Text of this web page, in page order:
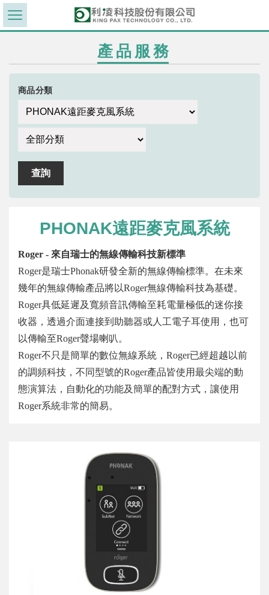
產品服務
商品分類
PHONAK遠距麥克風系統
Roger - 來自瑞士的無線傳輸科技新標準
Roger是瑞士Phonak研發全新的無線傳輸標準。在未來
幾年的無線傳輸產品將以Roger無線傳輸科技為基礎。
Roger具低延遲及寬頻音訊傳輸至耗電量極低的迷你接
收器，透過介面連接到助聽器或人工電子耳使用，也可
以傳輸至Roger聲場喇叭。
Roger不只是簡單的數位無線系統， Roger已經超越以前
的調頻科技，不同型號的Roger產品皆使用最尖端的動
態演算法，自動化的功能及簡單的配對方式，讓使用
Roger系統非常的簡易。